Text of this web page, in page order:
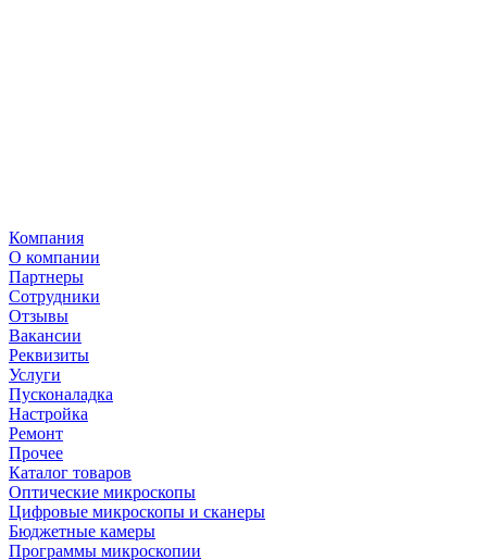
Компания
О компании
Партнеры
Сотрудники
Отзывы
Вакансии
Реквизиты
Услуги
Пусконаладка
Настройка
Ремонт
Прочее
Каталог товаров
Оптические микроскопы
Цифровые микроскопы и сканеры
Бюджетные камеры
Программы микроскопии